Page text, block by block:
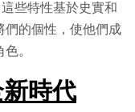
些特性基於史實和
們的個性，使他們成
。
新時代